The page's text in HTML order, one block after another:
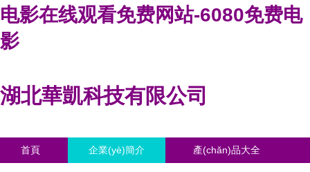
电影在线观看免费网站-6080免费电
影
湖北華凱科技有限公司
首頁 企業(yè)簡介 產(chǎn)品大全